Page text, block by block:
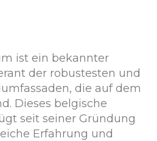
ist ein bekannter
der robustesten und
die auf dem
Dieses belgische
seit seiner Gründung
Erfahrung und